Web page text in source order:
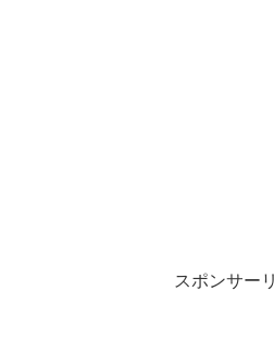
スポンサー